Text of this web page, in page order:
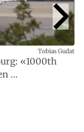
«1000th
...
Tobias Gudat